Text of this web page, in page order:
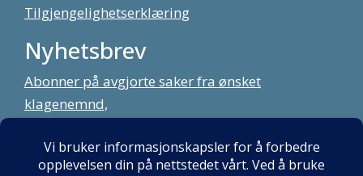
Tilgjengelighetserklæring
Nyhetsbrev
Abonner på avgjorte saker fra ønsket
klagenemnd,